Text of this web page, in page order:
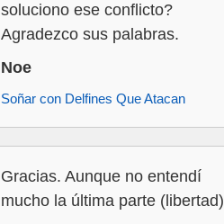
soluciono ese conflicto?
Agradezco sus palabras.
Noe
Soñar con Delfines Que Atacan
Gracias. Aunque no entendí
mucho la última parte (libertad)